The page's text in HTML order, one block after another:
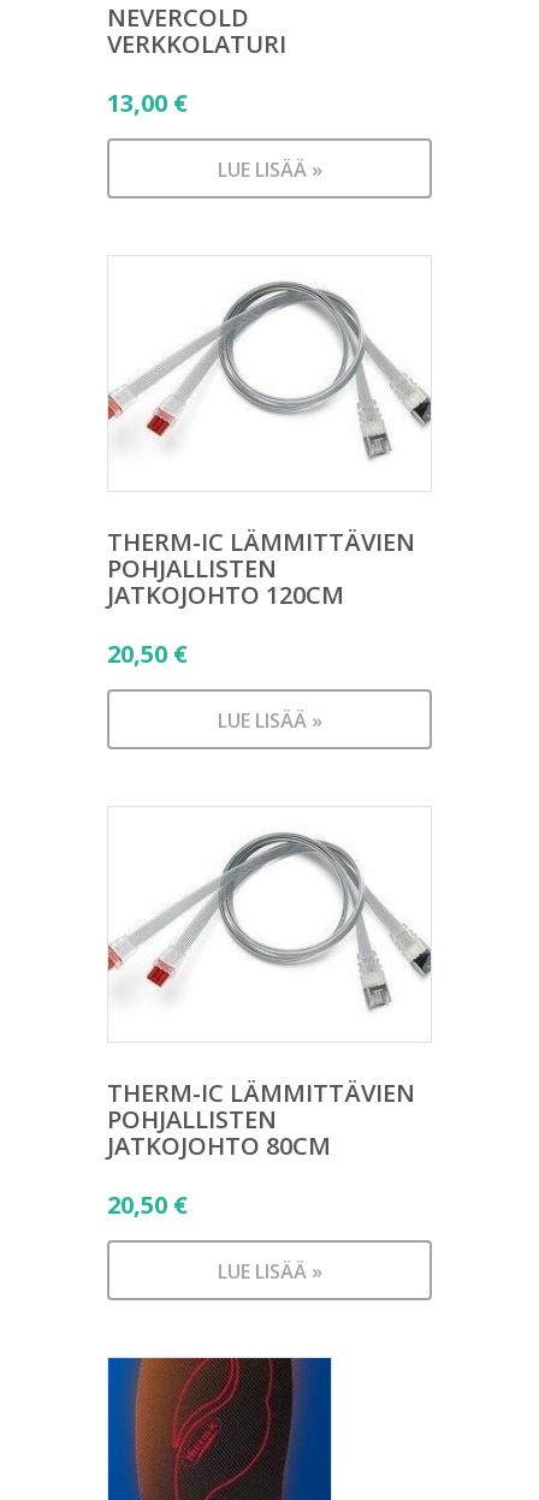
NEVERCOLD
VERKKOLATURI
13,00 €
LUE LISÄÄ »
THERM-IC LÄMMITTÄVIEN
POHJALLISTEN
JATKOJOHTO 120CM
20,50 €
LUE LISÄÄ »
THERM-IC LÄMMITTÄVIEN
POHJALLISTEN
JATKOJOHTO 80CM
20,50 €
LUE LISÄÄ »